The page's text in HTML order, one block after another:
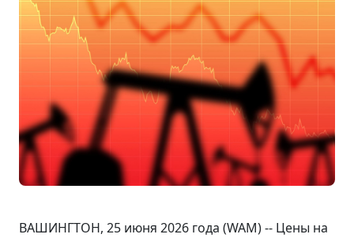
ВАШИНГТОН, 25 июня 2026 года (WAM) -- Цены на